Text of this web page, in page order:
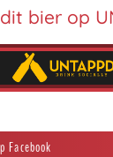
bier op
Facebook